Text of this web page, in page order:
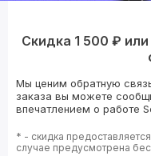
Скидка 1 500 ₽
Мы ценим обратную
заказа вы можете
впечатлением о работе
* - скидка
случае предусмотрена